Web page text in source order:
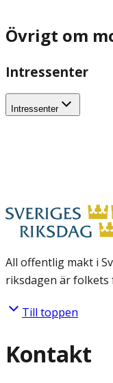
Övrigt om
Intressenter
Intressenter
All offentlig makt i
riksdagen är
Till toppen
Kontakt